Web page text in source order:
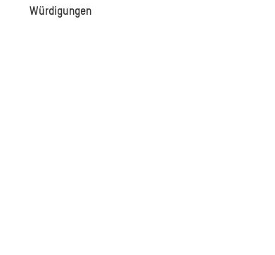
Würdigungen